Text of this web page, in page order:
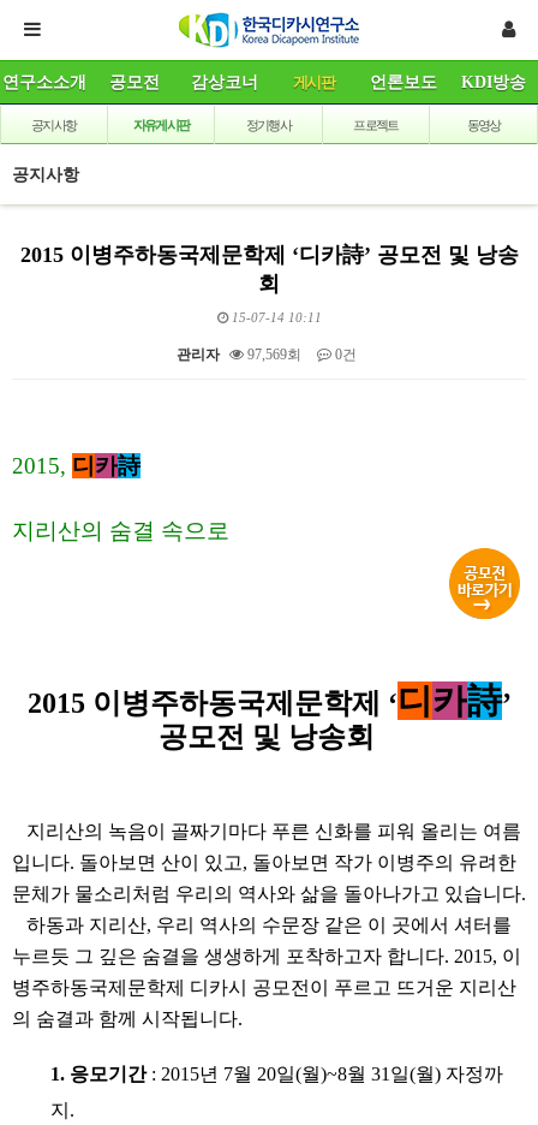
연구소소개 공모전 감상코너 게시판 언론보도 KDI방송
공지사항 자유게시판 정기행사 프로젝트 동영상
공지사항
2015 이병주하동국제문학제 ‘디카詩’ 공모전 및 낭송
회
15-07-14 10:11
관리자 97,569회 0건
2015, 디 카詩
지리산의 숨결 속으로
2015 이병주하동국제문학제 ‘디 카詩’
공모전 및 낭송회
지리산의 녹음이 골짜기마다 푸른 신화를 피워 올리는 여름
입니다. 돌아보면 산이 있고, 돌아보면 작가 이병주의 유려한
문체가 물소리처럼 우리의 역사와 삶을 돌아나가고 있습니다.
하동과 지리산, 우리 역사의 수문장 같은 이 곳에서 셔터를
누르듯 그 깊은 숨결을 생생하게 포착하고자 합니다. 2015, 이
병주하동국제문학제 디카시 공모전이 푸르고 뜨거운 지리산
의 숨결과 함께 시작됩니다.
1. 응모기간 : 2015년 7월 20일(월)~8월31 일(월) 자정까
지 .